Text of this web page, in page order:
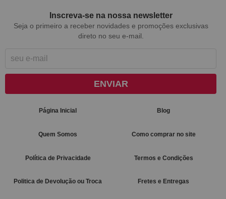
Inscreva-se na nossa newsletter
Seja o primeiro a receber novidades e promoções exclusivas
direto no seu e-mail.
ENVIAR
Página Inicial Blog
Quem Somos Como comprar no site
Política de Privacidade Termos e Condições
Politica de Devolução ou Troca Fretes e Entregas